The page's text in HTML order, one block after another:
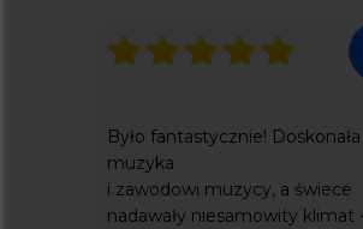
Było fantastycznie! Doskonała
muzyka
i zawodowi muzycy, a świece
nadawały niesamowity klimat
+48 22 699 99 40
INFO@KICKET.COM
Dodatkowe
ZARZĄDZANIE PLIKAMI COOKIE